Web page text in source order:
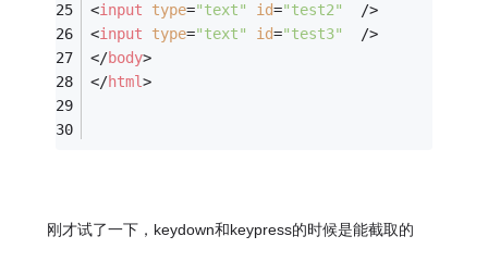
<input type="text" id="test2"
  />
<input type="text" id="test3"
  />
</body>
</html>
刚才试了一下，keydown和keypress的时候是能截取的